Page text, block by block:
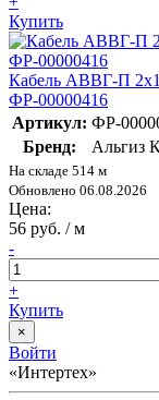
Купить
Кабель АВВГ-П
ФР-00000416
Артикул: ФР-
Бренд:
Альгиз
На складе 514 м
Обновлено 06.08.2026
Цена:
56 руб. / м
-
+
Купить
×
Войти
«Интертех»